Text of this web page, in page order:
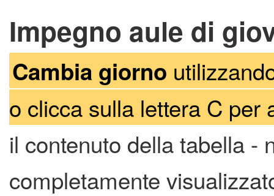
Impegno aule di
Cambia giorno
o clicca sulla lettera C per
il contenuto della tabella -
completamente